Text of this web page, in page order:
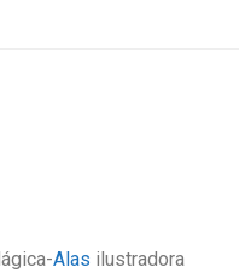
Alas ilustradora